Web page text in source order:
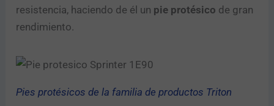
resistencia, haciendo de él un pie protésico de gran
rendimiento.
Pies protésicos de la familia de productos Triton